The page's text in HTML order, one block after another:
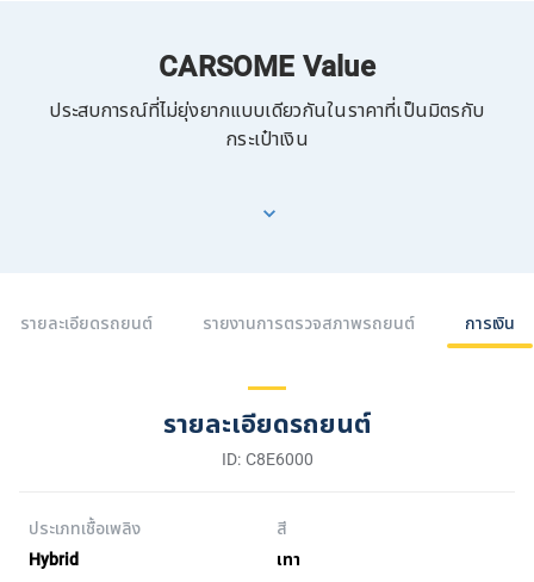
CARSOME Value
ประสบการณ์ที่ไม่ยุ่งยากแบบเดียวกันในราคาที่เป็นมิตรกับ
กระเป๋าเงิน
รายละเอียดรถยนต์ รายงานการตรวจสภาพรถยนต์ การเงิน
รายละเอียดรถยนต์
ID: C8E6000
ประเภทเชื้อเพลิง
Hybrid
สี
เทา